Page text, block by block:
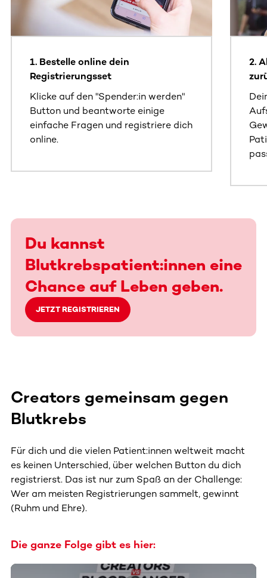
1. Bestelle online dein
Registrierungsset
Klicke auf den "Spender:in werden"
Button und beantworte einige
einfache Fragen und registriere dich
online.
2.
Du kannst
Blutkrebspatient:innen eine
Chance auf Leben geben.
JETZT REGISTRIEREN
Creators gemeinsam gegen
Blutkrebs
Für dich und die vielen Patient:innen weltweit macht
es keinen Unterschied, über welchen Button du dich
registrierst. Das ist nur zum Spaß an der Challenge:
Wer am meisten Registrierungen sammelt, gewinnt
(Ruhm und Ehre).
Die ganze Folge gibt es hier: